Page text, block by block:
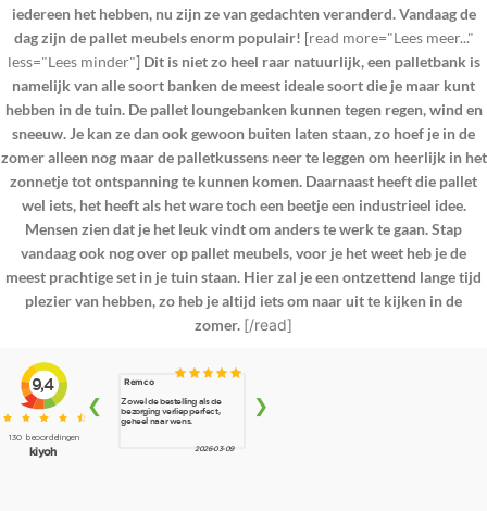
iedereen het hebben, nu zijn ze van gedachten veranderd. Vandaag de
dag zijn de pallet meubels enorm populair! [read more="Lees meer..."
less="Lees minder"] Dit is niet zo heel raar natuurlijk, een palletbank is
namelijk van alle soort banken de meest ideale soort die je maar kunt
hebben in de tuin. De pallet loungebanken kunnen tegen regen, wind en
sneeuw. Je kan ze dan ook gewoon buiten laten staan, zo hoef je in de
zomer alleen nog maar de palletkussens neer te leggen om heerlijk in het
zonnetje tot ontspanning te kunnen komen. Daarnaast heeft die pallet
wel iets, het heeft als het ware toch een beetje een industrieel idee.
Mensen zien dat je het leuk vindt om anders te werk te gaan. Stap
vandaag ook nog over op pallet meubels, voor je het weet heb je de
meest prachtige set in je tuin staan. Hier zal je een ontzettend lange tijd
plezier van hebben, zo heb je altijd iets om naar uit te kijken in de
zomer. [/read]